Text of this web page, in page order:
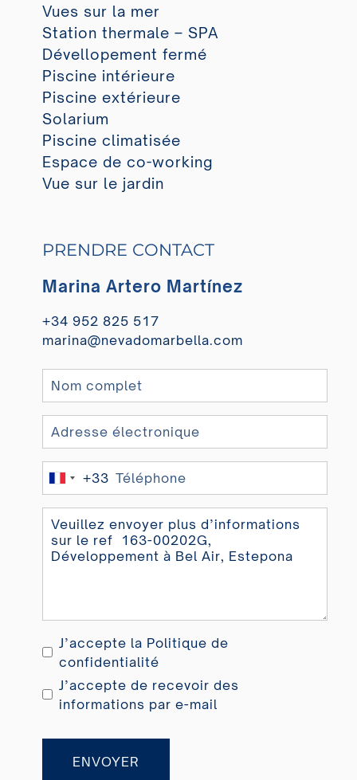
Vues sur la mer
Station thermale – SPA
Dévellopement fermé
Piscine intérieure
Piscine extérieure
Solarium
Piscine climatisée
Espace de co-working
Vue sur le jardin
PRENDRE CONTACT
Marina Artero Martínez
+34 952 825 517
marina@nevadomarbella.com
France
+33
J’accepte la Politique de
confidentialité
J’accepte de recevoir des
informations par e-mail
ENVOYER